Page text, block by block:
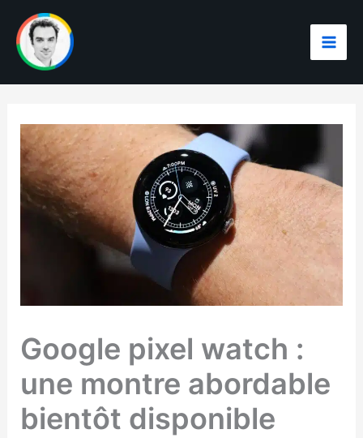
contenu
Google pixel watch :
une montre abordable
bientôt disponible